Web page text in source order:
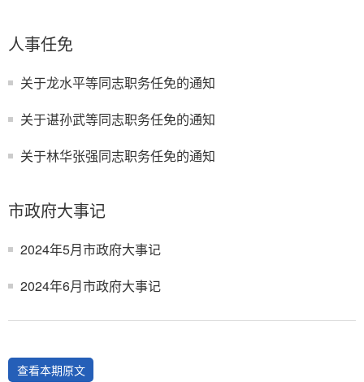
人事任免
关于龙水平等同志职务任免的通知
关于谌孙武等同志职务任免的通知
关于林华张强同志职务任免的通知
市政府大事记
2024年5月市政府大事记
2024年6月市政府大事记
查看本期原文